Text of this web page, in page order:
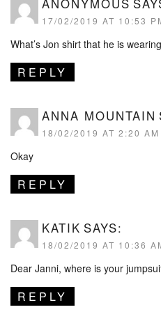
ANONYMOUS
17/02/2019 AT 10:53
What’s Jon shirt that he is
REPLY
ANNA MOUNTAIN
18/02/2019 AT 2:20 AM
Okay
REPLY
KATIK SAYS:
18/02/2019 AT 10:36
Dear Janni, where is your
REPLY